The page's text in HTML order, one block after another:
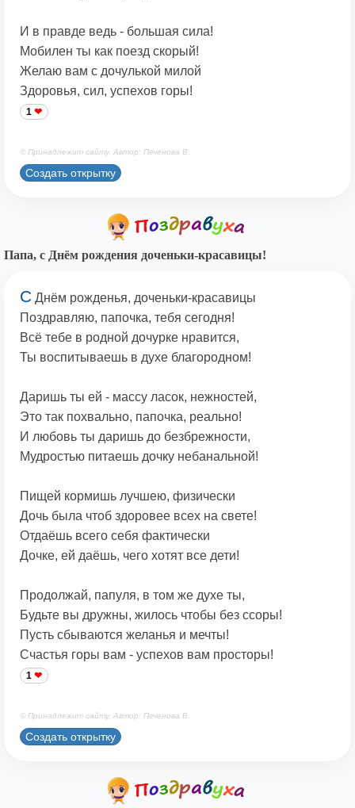
И в правде ведь - большая сила!
Мобилен ты как поезд скорый!
Желаю вам с дочулькой милой
Здоровья, сил, успехов горы!
1
© Принадлежит сайту. Автор: Печенова В.
Создать открытку
Папа, с Днём рождения доченьки-красавицы!
С Днём рожденья, доченьки-красавицы
Поздравляю, папочка, тебя сегодня!
Всё тебе в родной дочурке нравится,
Ты воспитываешь в духе благородном!
Даришь ты ей - массу ласок, нежностей,
Это так похвально, папочка, реально!
И любовь ты даришь до безбрежности,
Мудростью питаешь дочку небанальной!
Пищей кормишь лучшею, физически
Дочь была чтоб здоровее всех на свете!
Отдаёшь всего себя фактически
Дочке, ей даёшь, чего хотят все дети!
Продолжай, папуля, в том же духе ты,
Будьте вы дружны, жилось чтобы без ссоры!
Пусть сбываются желанья и мечты!
Счастья горы вам - успехов вам просторы!
1
© Принадлежит сайту. Автор: Печенова В.
Создать открытку